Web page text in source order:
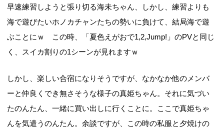
早速練習しようと張り切る海未ちゃん、しかし、練習よりも
海で遊びたいホノカチャンたちの勢いに負けて、結局海で遊
ぶことにｗ この時、「夏色えがおで1,2,Jump!」のPVと同じ
く、スイカ割りの1シーンが見れますｗ
しかし、楽しい合宿になりそうですが、なかなか他のメンバ
ーと仲良くでき無さそうな様子の真姫ちゃん。それに気づい
たのんたん、一緒に買い出しに行くことに。ここで真姫ちゃ
んを気遣うのんたん。余談ですが、この時の私服と夕焼けの